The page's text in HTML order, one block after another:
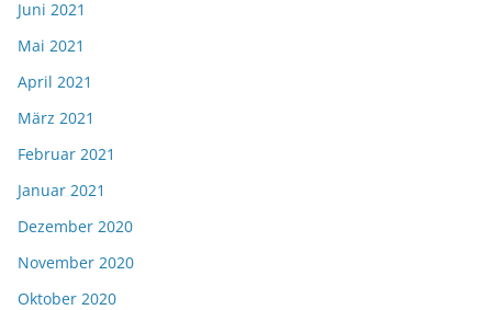
Juni 2021
Mai 2021
April 2021
März 2021
Februar 2021
Januar 2021
Dezember 2020
November 2020
Oktober 2020